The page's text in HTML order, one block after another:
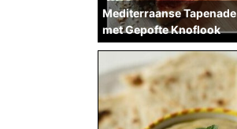
Mediterraanse Tapenade
met Gepofte Knoflook